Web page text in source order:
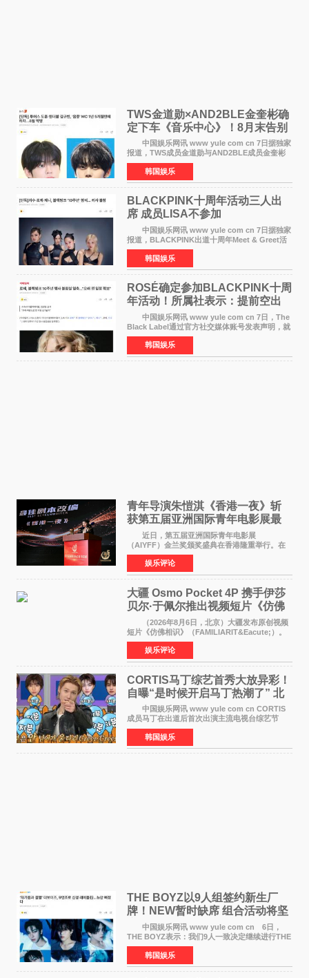
TWS金道勋×AND2BLE金奎彬确
定下车《音乐中心》！8月末告别
MC席位
中国娱乐网讯 www yule com cn 7日据独家
报道，TWS成员金道勋与AND2BLE成员金奎彬
将于8月离开《音乐中心》MC的位置。 金道
勋与金奎彬于去年3月与H2H A-NA一起被选为
《音乐中心》MC，约1
韩国娱乐
BLACKPINK十周年活动三人出
席 成员LISA不参加
中国娱乐网讯 www yule com cn 7日据独家
报道，BLACKPINK出道十周年Meet & Greet活
动将由智秀、ROS&Eacute;、JENNIE出席，
LISA将缺席。 此前BLACKPINK所属社YG并
未为组合出道十周年做
韩国娱乐
ROSÉ确定参加BLACKPINK十周
年活动！所属社表示：提前空出
了时间
中国娱乐网讯 www yule com cn 7日，The
Black Label通过官方社交媒体账号发表声明，就
近期网络上关于ROS&Eacute;个人行程及是否参
加BLACKPINK出道纪念活动的种种猜测作出正
式回应。 Th
韩国娱乐
青年导演朱愷淇《香港一夜》斩
获第五届亚洲国际青年电影展最
佳剧本改编奖
近日，第五届亚洲国际青年电影展
（AIYFF）金兰奖颁奖盛典在香港隆重举行。在
这场汇聚数百位海内外电影人、文化界人士及媒
体代表的亚洲青年影视盛会上，香港本土电影
《香港一夜》（Dawn in Ho
娱乐评论
大疆 Osmo Pocket 4P 携手伊莎
贝尔·于佩尔推出视频短片《仿佛
相识》
（2026年8月6日，北京）大疆发布原创视频
短片《仿佛相识》（FAMILIARIT&Eacute;）。
视频短片由戛纳国际电影节最佳女演员伊莎贝尔·
于佩尔（Isabelle Huppert）主演，全程使用大
疆首款双主摄口
娱乐评论
CORTIS马丁综艺首秀大放异彩！
自曝“是时候开启马丁热潮了” 北
美巡演火热进行中
中国娱乐网讯 www yule com cn CORTIS
成员马丁在出道后首次出演主流电视台综艺节
目，展现了多才多艺的魅力。 马丁出演了5日
播出的MBC《Radio Star》Fashion与Passion
之间，I&lsquo;m
韩国娱乐
THE BOYZ以9人组签约新生厂
牌！NEW暂时缺席 组合活动将坚
定不移继续
中国娱乐网讯 www yule com cn 6日，
THE BOYZ表示：我们9人一致决定继续进行THE
BOYZ组合活动，并且已经完成了组合团体活动
签约。目前正在新生厂牌下进行活动准备。尚未
离开THE BOYZ原所
韩国娱乐